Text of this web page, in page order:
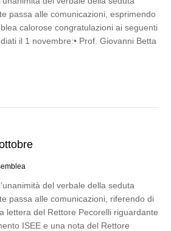
passa alle comunicazioni, esprimendo
calorose congratulazioni ai seguenti
il 1 novembre:• Prof. Giovanni Betta
del verbale della seduta
passa alle comunicazioni, riferendo di
lettera del Rettore Pecorelli riguardante
ISEE e una nota del Rettore